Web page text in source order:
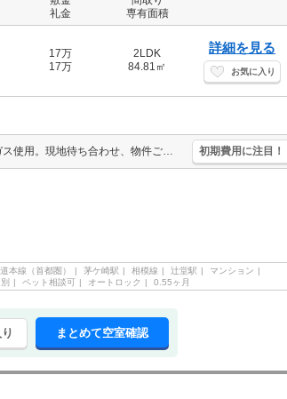
礼金
専有面積
17万
17万
2LDK
84.81㎡
詳細を見る
お気に入り
仲介手数料家賃の0.55ヵ月分(税込)。経済的な都市ガス使用。現地待ち合わせ、物件ご案内可能。人気の湘南エリア。ペット応相談。ペット飼育時敷金2ヶ月(償却1ヶ月)。事務所使用可。メゾネットタイプ。 初期費用に注目！
本線（首都圏） 茅ケ崎駅 相模線 辻堂駅
マンション
ペット相談可 オートロック 0.55ヶ月
まとめて空室確認